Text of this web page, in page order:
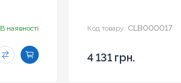
В наявності Код товару: CLB000017
4 131 грн.